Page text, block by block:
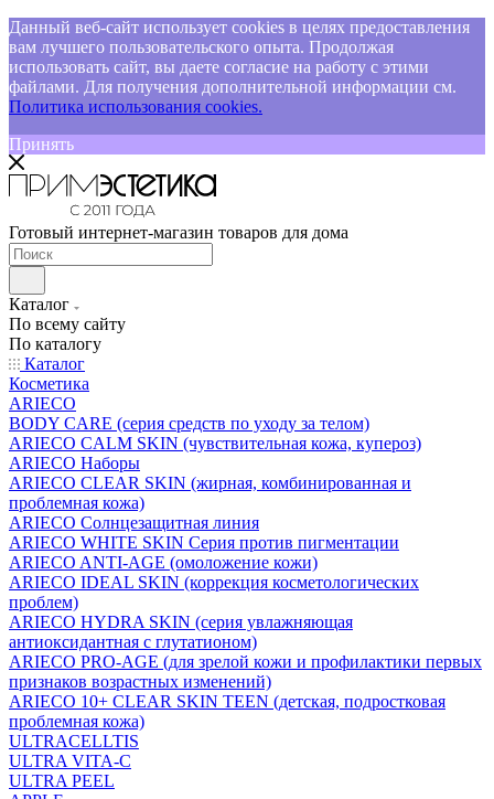
Данный веб-сайт использует cookies в целях предоставления
вам лучшего пользовательского опыта. Продолжая
использовать сайт, вы даете согласие на работу с этими
файлами. Для получения дополнительной информации см.
Политика использования cookies.
Принять
Готовый интернет-магазин товаров для дома
Каталог
По всему сайту
По каталогу
Каталог
Косметика
ARIECO
BODY CARE (серия средств по уходу за телом)
ARIECO CALM SKIN (чувствительная кожа, купероз)
ARIECO Наборы
ARIECO CLEAR SKIN (жирная, комбинированная и
проблемная кожа)
ARIECO Солнцезащитная линия
ARIECO WHITE SKIN Серия против пигментации
ARIECO ANTI-AGE (омоложение кожи)
ARIECO IDEAL SKIN (коррекция косметологических
проблем)
ARIECO HYDRA SKIN (серия увлажняющая
антиоксидантная с глутатионом)
ARIECO PRO-AGE (для зрелой кожи и профилактики первых
признаков возрастных изменений)
ARIECO 10+ CLEAR SKIN TEEN (детская, подростковая
проблемная кожа)
ULTRACELLTIS
ULTRA VITA-C
ULTRA PEEL